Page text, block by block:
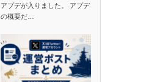
アプデが入りました。 アプデ
の概要だ…